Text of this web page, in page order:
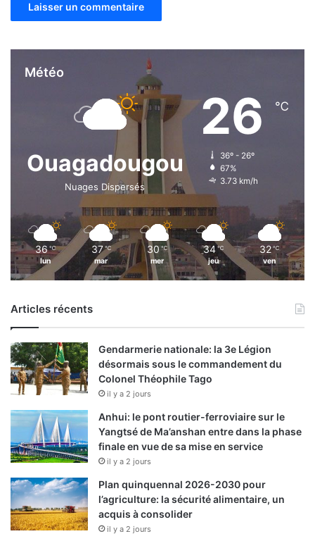
é
Météo
Ouagadougou
Nuages Dispersés
26 ℃
36º - 26º
67%
3.73 km/h
36 ℃
lun
37 ℃
mar
30 ℃
mer
34 ℃
jeu
32 ℃
ven
Articles récents
Gendarmerie nationale: la 3e Légion
désormais sous le commandement du
Colonel Théophile Tago
il y a 2 jours
Anhui: le pont routier-ferroviaire sur le
Yangtsé de Ma’anshan entre dans la phase
finale en vue de sa mise en service
il y a 2 jours
Plan quinquennal 2026-2030 pour
l’agriculture: la sécurité alimentaire, un
acquis à consolider
il y a 2 jours